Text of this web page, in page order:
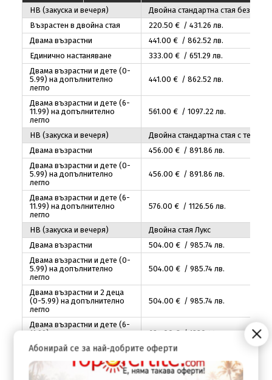
НВ (закуска и вечеря)
Двойна стандартна стая без
Възрастен в двойна стая
220.50 € / 431.26 лв.
Двама възрастни
441.00 € / 862.52лв.
Единично настаняване
333.00 € / 651.29 лв.
Двама възрастни и дете (0-
5.99) на допълнително
легло
441.00 € / 862.52лв.
Двама възрастни и дете (6-
11.99) на допълнително
легло
561.00 € / 1097.22лв.
НВ (закуска и вечеря)
Двойна стандартна стая с тераса
Двама възрастни
456.00 € / 891.86 лв.
Двама възрастни и дете (0-
5.99) на допълнително
легло
456.00 € / 891.86 лв.
Двама възрастни и дете (6-
11.99) на допълнително
легло
576.00 € / 1126.56 лв.
НВ (закуска и вечеря)
Двойна стая Лукс
Двама възрастни
504.00 € / 985.74лв.
Двама възрастни и дете (0-
5.99) на допълнително
легло
504.00 € / 985.74лв.
Двама възрастни и 2 деца
(0-5.99) на допълнително
легло
504.00 € / 985.74лв.
Двама възрастни и дете (6-
11.99) на допълнително
легло
624.00€ / 1220.44лв.
(6-11.99) на допълнително
легло
774.00€ / 1513.81 лв.
Абонирай се за най-добрите оферти